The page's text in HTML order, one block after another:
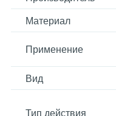
Материал
Применение
Вид
Тип действия